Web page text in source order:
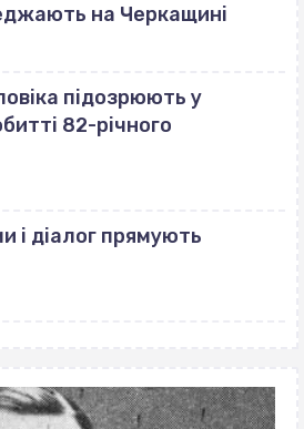
на Черкащині
підозрюють у
82-річного
і діалог прямують